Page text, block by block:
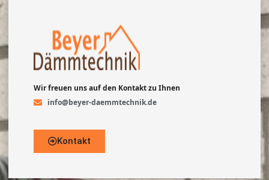
Wir freuen uns auf den Kontakt zu Ihnen
info@beyer-daemmtechnik.de
Kontakt